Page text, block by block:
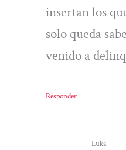
insertan los
solo queda
venido a
Responder
Luka